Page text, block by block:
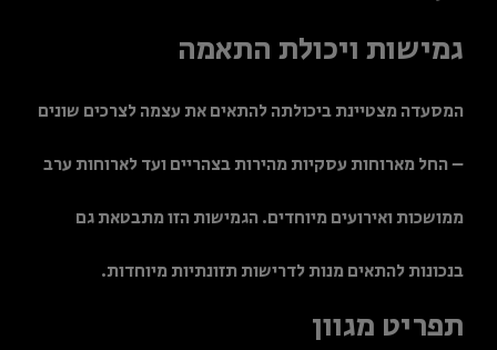
גמישות ויכולת התאמה
המסעדה מצטיינת ביכולתה להתאים את עצמה לצרכים שונים
– החל מארוחות עסקיות מהירות בצהריים ועד לארוחות ערב
ממושכות ואירועים מיוחדים. הגמישות הזו מתבטאת גם
בנכונות להתאים מנות לדרישות תזונתיות מיוחדות.
תפריט מגוון